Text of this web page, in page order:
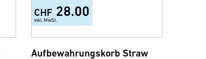
CHF 28.00
inkl. MwSt.
Aufbewahrungskorb Straw